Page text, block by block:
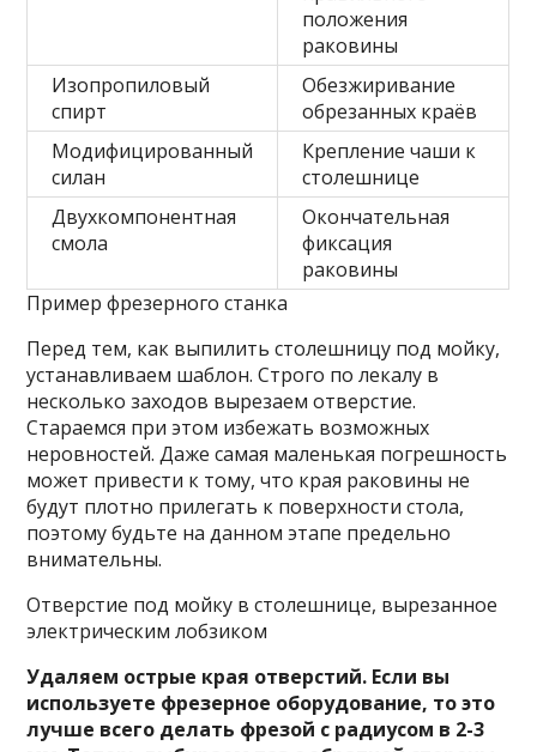
положения
раковины
Изопропиловый
спирт
Обезжиривание
обрезанных краёв
Модифицированный
силан
Крепление чаши к
столешнице
Двухкомпонентная
смола
Окончательная
фиксация
раковины
Пример фрезерного станка
Перед тем, как выпилить столешницу под мойку,
устанавливаем шаблон. Строго по лекалу в
несколько заходов вырезаем отверстие.
Стараемся при этом избежать возможных
неровностей. Даже самая маленькая погрешность
может привести к тому, что края раковины не
будут плотно прилегать к поверхности стола,
поэтому будьте на данном этапе предельно
внимательны.
Отверстие под мойку в столешнице, вырезанное
электрическим лобзиком
Удаляем острые края отверстий. Если вы
используете фрезерное оборудование, то это
лучше всего делать фрезой с радиусом в 2-3